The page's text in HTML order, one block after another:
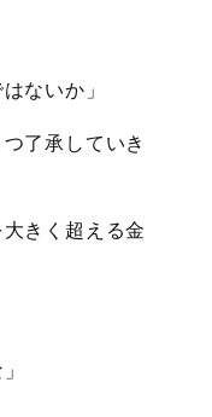
ないか」
了承していき
きく超える金